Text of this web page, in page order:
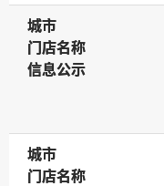
城市
城市
门店名称
门店名称
信息公示
信息公示
城市
城市
门店名称
门店名称